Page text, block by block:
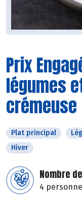
Prix
légumes
crémeuse
Plat principal
Hiver
Nombre
4